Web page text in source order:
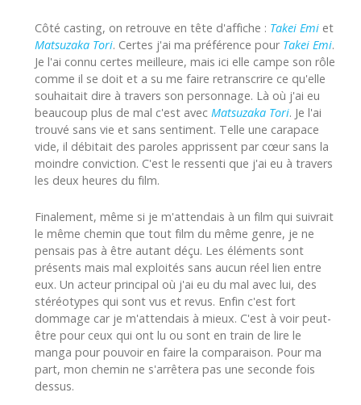
Côté casting, on retrouve en tête d'affiche : Takei Emi et
Matsuzaka Tori. Certes j'ai ma préférence pour Takei Emi.
Je l'ai connu certes meilleure, mais ici elle campe son rôle
comme il se doit et a su me faire retranscrire ce qu'elle
souhaitait dire à travers son personnage. Là où j'ai eu
beaucoup plus de mal c'est avec Matsuzaka Tori. Je l'ai
trouvé sans vie et sans sentiment. Telle une carapace
vide, il débitait des paroles apprissent par cœur sans la
moindre conviction. C'est le ressenti que j'ai eu à travers
les deux heures du film.
Finalement, même si je m'attendais à un film qui suivrait
le même chemin que tout film du même genre, je ne
pensais pas à être autant déçu. Les éléments sont
présents mais mal exploités sans aucun réel lien entre
eux. Un acteur principal où j'ai eu du mal avec lui, des
stéréotypes qui sont vus et revus. Enfin c'est fort
dommage car je m'attendais à mieux. C'est à voir peut-
être pour ceux qui ont lu ou sont en train de lire le
manga pour pouvoir en faire la comparaison. Pour ma
part, mon chemin ne s'arrêtera pas une seconde fois
dessus.